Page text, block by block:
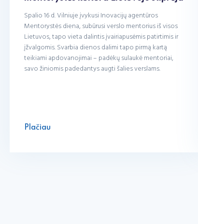
Spalio 16 d. Vilniuje įvykusi Inovacijų agentūros
Mentorystės diena, subūrusi verslo mentorius iš visos
Lietuvos, tapo vieta dalintis įvairiapusėmis patirtimis ir
įžvalgomis. Svarbia dienos dalimi tapo pirmą kartą
teikiami apdovanojimai – padėkų sulaukė mentoriai,
savo žiniomis padedantys augti šalies verslams.
Plačiau